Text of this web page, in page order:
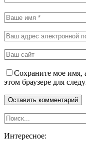
Сохраните мое имя,
этом браузере для
Интересное: